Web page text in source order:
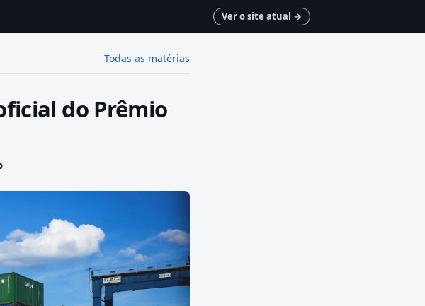
Ver o site atual →
Todas as matérias
do Prêmio